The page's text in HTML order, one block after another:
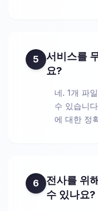
5
서비스를
요?
네. 1개 파
수 있습니
에 대한 정
6
전사를 위
수 있나요?